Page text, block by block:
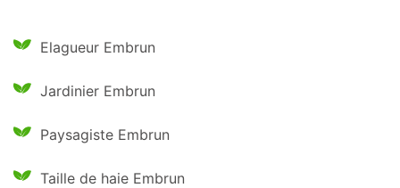
Elagueur Embrun
Jardinier Embrun
Paysagiste Embrun
Taille de haie Embrun